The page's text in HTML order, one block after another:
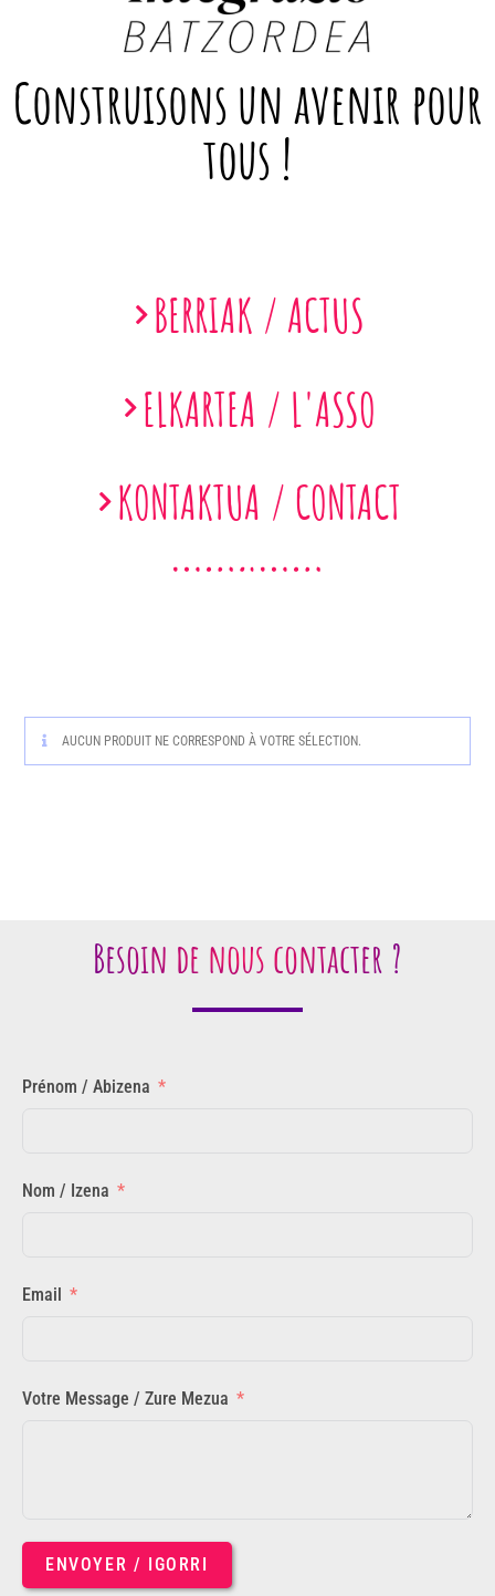
Construisons un avenir pour
tous !
BERRIAK / ACTUS
ELKARTEA / L'ASSO
KONTAKTUA / CONTACT
AUCUN PRODUIT NE CORRESPOND À VOTRE SÉLECTION.
Besoin de nous contacter ?
Prénom / Abizena
Nom / Izena
Email
Votre Message / Zure Mezua
ENVOYER / IGORRI